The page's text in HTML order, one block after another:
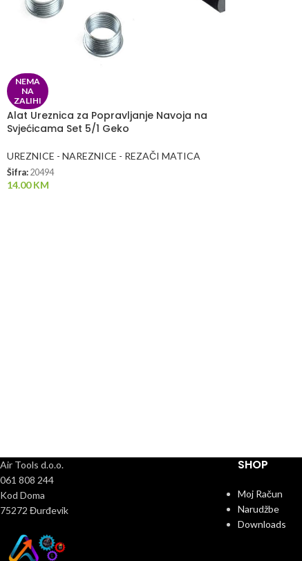
NEMA
NA
ZALIHI
Alat Ureznica za Popravljanje Navoja na
Svjećicama Set 5/1 Geko
UREZNICE - NAREZNICE - REZAČI MATICA
Šifra: 20494
14.00KM
Air Tools d.o.o.
061 808 244
Kod Doma
75272 Đurđevik
SHOP
Moj Račun
Narudžbe
Downloads